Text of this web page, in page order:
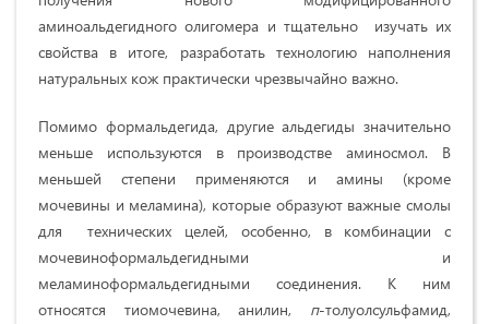
аминоальдегидного олигомера и тщательно изучать их
свойства в итоге, разработать технологию наполнения
натуральных кож практически чрезвычайно важно.
Помимо формальдегида, другие альдегиды значительно
меньше используются в производстве аминосмол. В
меньшей степени применяются и амины (кроме
мочевины и меламина), которые образуют важные смолы
для технических целей, особенно, в комбинации с
мочевиноформальдегидными и
меламиноформальдегидными соединения. К ним
относятся тиомочевина, анилин, п-толуолсульфамид,